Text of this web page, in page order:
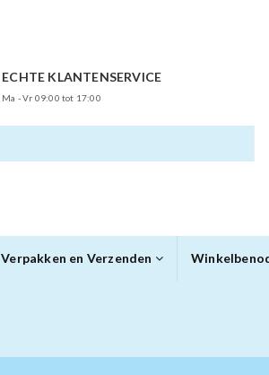
ECHTE KLANTENSERVICE
Ma - Vr 09:00 tot 17:00
Verpakken en Verzenden